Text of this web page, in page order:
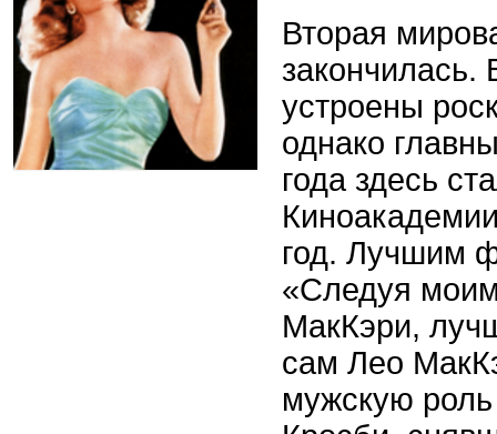
Вторая
закончилась.
устроены
однако
года здесь
год. Лучшим
«Следуя
МакКэри,
сам Лео
мужскую